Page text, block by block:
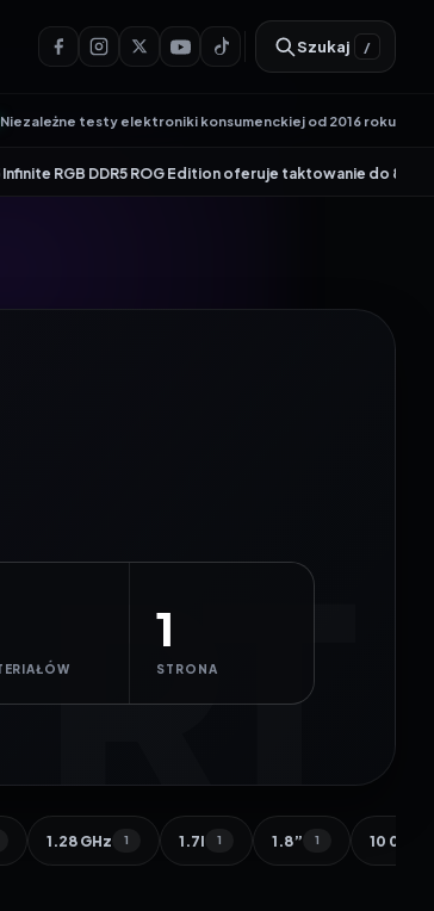
Szukaj /
Niezależne testy elektroniki konsumenckiej od 2016 roku
ROG Edition oferuje taktowanie do 8600 MT/s•Genesis
1
STRONA
1.28 GHz 1 1.7l 1 1.8” 1 10 000